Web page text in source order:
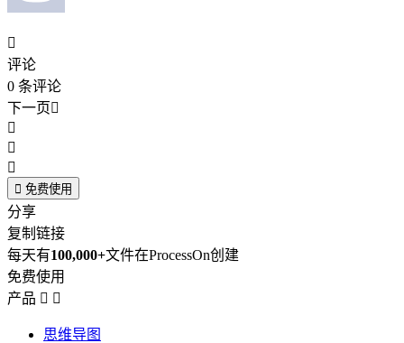

评论
0 条评论
下一页



 免费使用
分享
复制链接
每天有100,000+文件在ProcessOn创建
免费使用
产品  
思维导图